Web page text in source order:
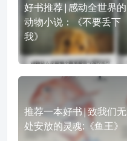
好书推荐|感动全世界的
动物小说：《不要丢下
我》
推荐一本好书|致我们无
处安放的灵魂:《鱼王》